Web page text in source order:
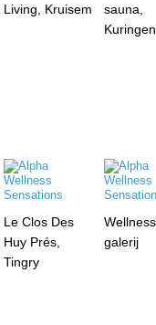
Living, Kruisem
sauna,
Kuringen
Le Clos Des
Huy Prés,
Tingry
galerij